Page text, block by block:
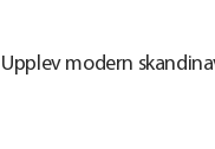
modern